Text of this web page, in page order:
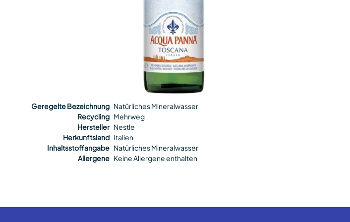
Geregelte Bezeichnung Natürliches Mineralwasser
Recycling Mehrweg
Hersteller Nestle
Herkunftsland Italien
Inhaltsstoffangabe Natürliches Mineralwasser
Allergene Keine Allergene enthalten